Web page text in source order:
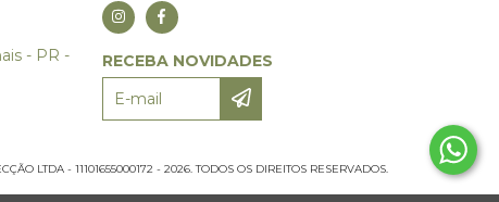
- PR -
RECEBA NOVIDADES
LTDA - 11101655000172 - 2026. TODOS OS DIREITOS RESERVADOS.